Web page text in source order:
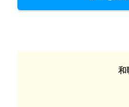
和